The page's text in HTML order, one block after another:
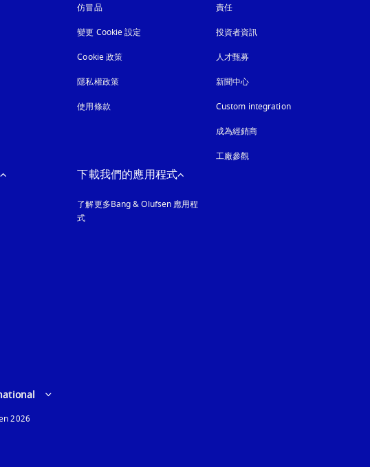
仿冒品以新標籤頁開啟
變更 Cookie 設定
Cookie 政策
隱私權政策以新標籤頁開啟
使用條款
責任
投資者資訊
人才甄募
新聞中心
Custom integration
成為經銷商
工廠參觀
頁開啟
下載我們的應用程式
了解更多Bang & Olufsen 應用程
式
and language
2026